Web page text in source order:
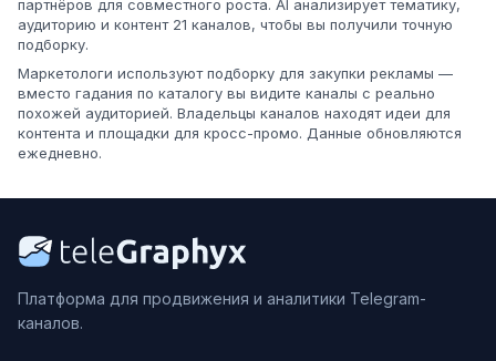
партнёров для совместного роста. AI анализирует тематику,
аудиторию и контент 21 каналов, чтобы вы получили точную
подборку.
Маркетологи используют подборку для закупки рекламы —
вместо гадания по каталогу вы видите каналы с реально
похожей аудиторией. Владельцы каналов находят идеи для
контента и площадки для кросс-промо. Данные обновляются
ежедневно.
Платформа для продвижения и аналитики Telegram-
каналов.